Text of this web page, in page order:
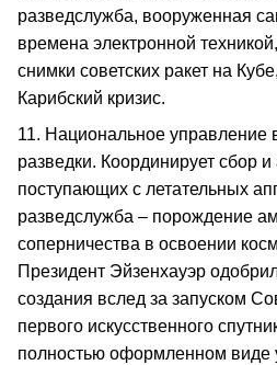
разведслужба, вооруженная
времена электронной
снимки советских ракет на
Карибский кризис.
11. Национальное управление
разведки. Координирует сбор
поступающих с летательных
разведслужба – порождение
соперничества в освоении
Президент Эйзенхауэр
создания вслед за запуском
первого искусственного
полностью оформленном виде